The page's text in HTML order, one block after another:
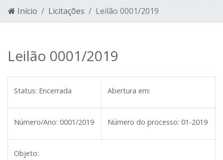
Início Licitações Leilão 0001/2019
Leilão 0001/2019
Status: Encerrada Abertura em:
Número/Ano: 0001/2019 Número do processo: 01-2019
Objeto: